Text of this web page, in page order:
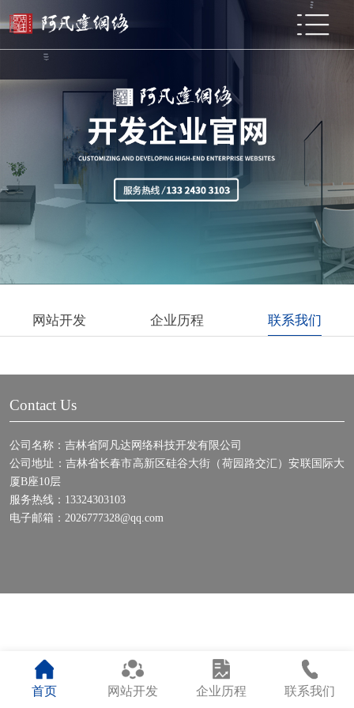
网站开发 企业历程 联系我们
Contact Us
公司名称：吉林省阿凡达网络科技开发有限公司
公司地址：吉林省长春市高新区硅谷大街（荷园路交汇）安联国际大
厦B座10层
服务热线：13324303103
电子邮箱：2026777328@qq.com
首页 网站开发 企业历程 联系我们